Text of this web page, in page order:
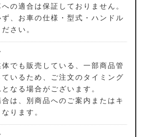
への適合は保証しておりません。
ず、お車の仕様・型式・ハンドル
さい。
体でも販売している、一部商品管
いるため、ご注文のタイミング
なる場合がございます。
合は、別商品へのご案内またはキ
ります。